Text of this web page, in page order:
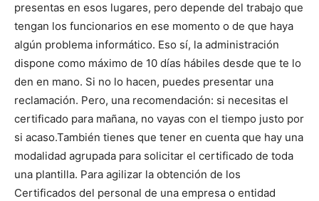
presentas en esos lugares, pero depende del trabajo que
tengan los funcionarios en ese momento o de que haya
algún problema informático. Eso sí, la administración
dispone como máximo de 10 días hábiles desde que te lo
den en mano. Si no lo hacen, puedes presentar una
reclamación. Pero, una recomendación: si necesitas el
certificado para mañana, no vayas con el tiempo justo por
si acaso.También tienes que tener en cuenta que hay una
modalidad agrupada para solicitar el certificado de toda
una plantilla. Para agilizar la obtención de los
Certificados del personal de una empresa o entidad